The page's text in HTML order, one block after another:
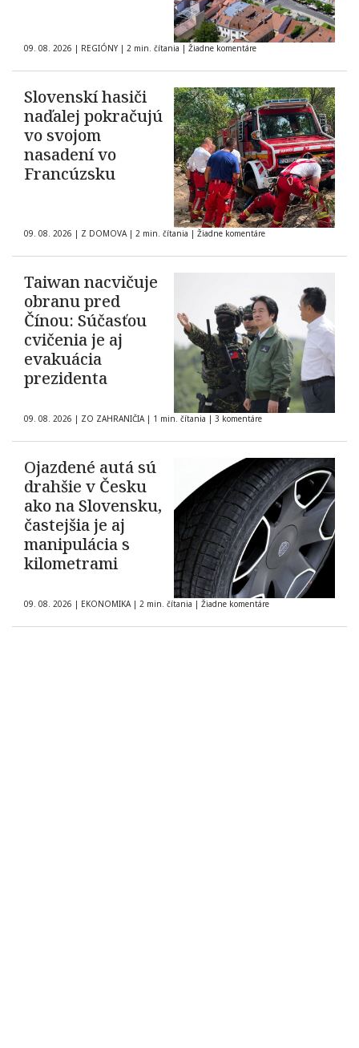
09. 08. 2026 | REGIÓNY | 2 min. čítania | Žiadne komentáre
Slovenskí hasiči
naďalej pokračujú
vo svojom
nasadení vo
Francúzsku
09. 08. 2026 | Z DOMOVA | 2 min. čítania | Žiadne komentáre
Taiwan nacvičuje
obranu pred
Čínou: Súčasťou
cvičenia je aj
evakuácia
prezidenta
09. 08. 2026 | ZO ZAHRANIČIA | 1 min. čítania | 3 komentáre
Ojazdené autá sú
drahšie v Česku
ako na Slovensku,
častejšia je aj
manipulácia s
kilometrami
09. 08. 2026 | EKONOMIKA | 2 min. čítania | Žiadne komentáre